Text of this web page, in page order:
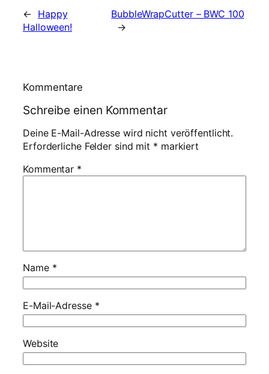
← Happy
Halloween!
BubbleWrapCutter – BWC 100
→
Kommentare
Schreibe einen Kommentar
Deine E-Mail-Adresse wird nicht veröffentlicht.
Erforderliche Felder sind mit * markiert
Kommentar *
Name *
E-Mail-Adresse *
Website